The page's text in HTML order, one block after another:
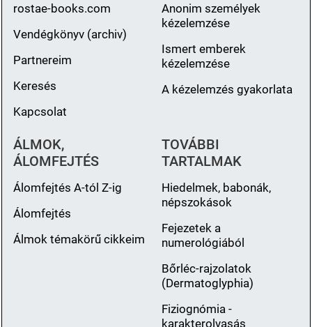
rostae-books.com
Vendégkönyv (archiv)
Partnereim
Keresés
Kapcsolat
Anonim személyek
kézelemzése
Ismert emberek
kézelemzése
A kézelemzés gyakorlata
ÁLMOK,
ÁLOMFEJTÉS
Álomfejtés A-tól Z-ig
Álomfejtés
Álmok témakörű cikkeim
TOVÁBBI
TARTALMAK
Hiedelmek, babonák,
népszokások
Fejezetek a
numerológiából
Bőrléc-rajzolatok
(Dermatoglyphia)
Fiziognómia -
karakterolvasás